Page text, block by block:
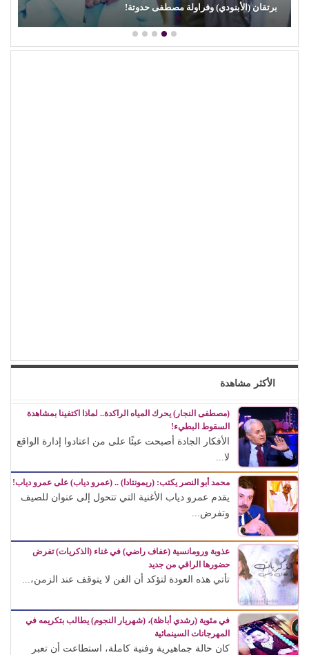
محمود عطية يكتب: سوق (الترند) واللحم الرخيص!
الأكثر مشاهدة
(مصطفى النجار) يحرك المياه الراكدة.. لماذا اكتفينا بمشاهدة
السقوط البطيء!
الأفكار الجادة أصبحت عبئًا على من اعتادوا إدارة الواقع
لا...
محمد أبو النصر يكتب: (ريمونتادا) .. (عمرو دياب) على عمرو دياب!
يقدم عمرو دياب الأغنية التي تتحول إلى عنوان للصيف
وتفرض...
عذوبة ورومانسية (عفاف راضي) في غناء (الذكريات) تفرض
حضورها الراقي من جديد
تأتي هذه العودة لتؤكد أن الفن لا يتوقف عند الزمن،...
في مئوية (رشدي أباظة)، (شهريار النجوم) يطالب بتكريمه في
المهرجانات السينمائية
كان حالة جماهيرية وفنية كاملة، استطاعت أن تعبر